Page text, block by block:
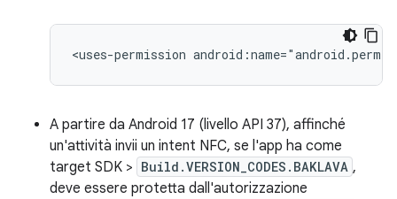
<uses-permission
A partire da Android 17 (livello API 37), affinché
un'attività invii un intent NFC, se l'app ha come
target SDK > Build.VERSION_CODES.BAKLAVA ,
deve essere protetta dall'autorizzazione